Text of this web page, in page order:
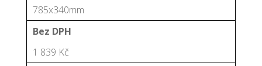
785x340mm
Bez DPH
1 839 Kč